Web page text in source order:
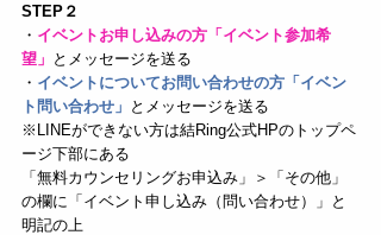
STEP２
・ イベントお申し込みの方「イベント参加希
望」 とメッセージを送る
・ イベントについてお問い合わせの方「イベン
ト問い合わせ」 とメッセージを送る
※LINEができない方は結Ring公式HPのトップペ
ージ下部にある
「無料カウンセリングお申込み」＞「その他」
の欄に「イベント申し込み（問い合わせ）」と
明記の上